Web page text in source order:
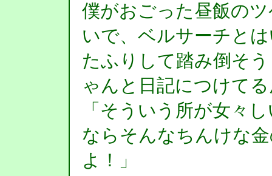
僕がおごった昼飯の
いで、ベルサーチと
たふりして踏み倒そ
ゃんと日記につけて
「そういう所が女々
ならそんなちんけな
よ！」